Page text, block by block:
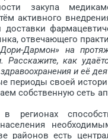
закупа
активного
доставки
отвечающего
Дармон» на
Расскажите, как
и её
периоды своей
собственную сеть
регионах
районов есть